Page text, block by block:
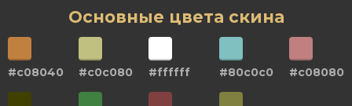
Основные цвета скина
#c08040 #c0c080 #ffffff #80c0c0 #c08080